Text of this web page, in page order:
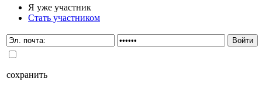
Я уже участник
Стать участником
сохранить